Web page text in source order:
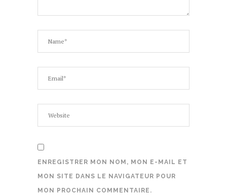
ENREGISTRER MON NOM, MON E-MAIL ET
MON SITE DANS LE NAVIGATEUR POUR
MON PROCHAIN COMMENTAIRE.